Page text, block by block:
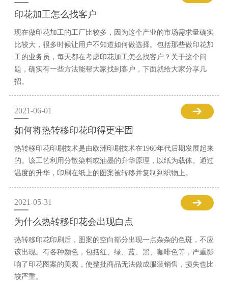
印花加工怎么找客户
现在做印花加工的工厂比较多，因为这个产业的市场需求量确实
比较大，很多时候让用户不知道如何做选择。包括那些做印花加
工的业务员，每天都在考虑印花加工怎么找客户？关于这个问
题，确实有一些方法能帮大家找到客户，下面就给大家分享几
招。
2021-06-01
如何将热转移印花印得更牢固
热转移印花印刷技术是由欧洲印刷技术在1960年代后期发展起来
的。该工艺利用分散染料或油墨的升华原理，以纸为载体。通过
温度的升华，印刷在纸上的图案被转移并复制到织物上。
2021-05-31
为什么热转移印花会出现白点
热转移印花印刷后，图案的空白部分出现一点杂杂的色斑，不应
该出现。有各种颜色，包括红、绿、蓝、黑、咖啡色等，严重影
响了印花图案的美观，使整批商品无法做成服装销售，损失也比
较严重。